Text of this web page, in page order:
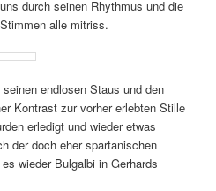
durch seinen Rhythmus und die
alle mitriss.
endlosen Staus und den
Kontrast zur vorher erlebten Stille
erledigt und wieder etwas
der doch eher spartanischen
wieder Bulgalbi in Gerhards